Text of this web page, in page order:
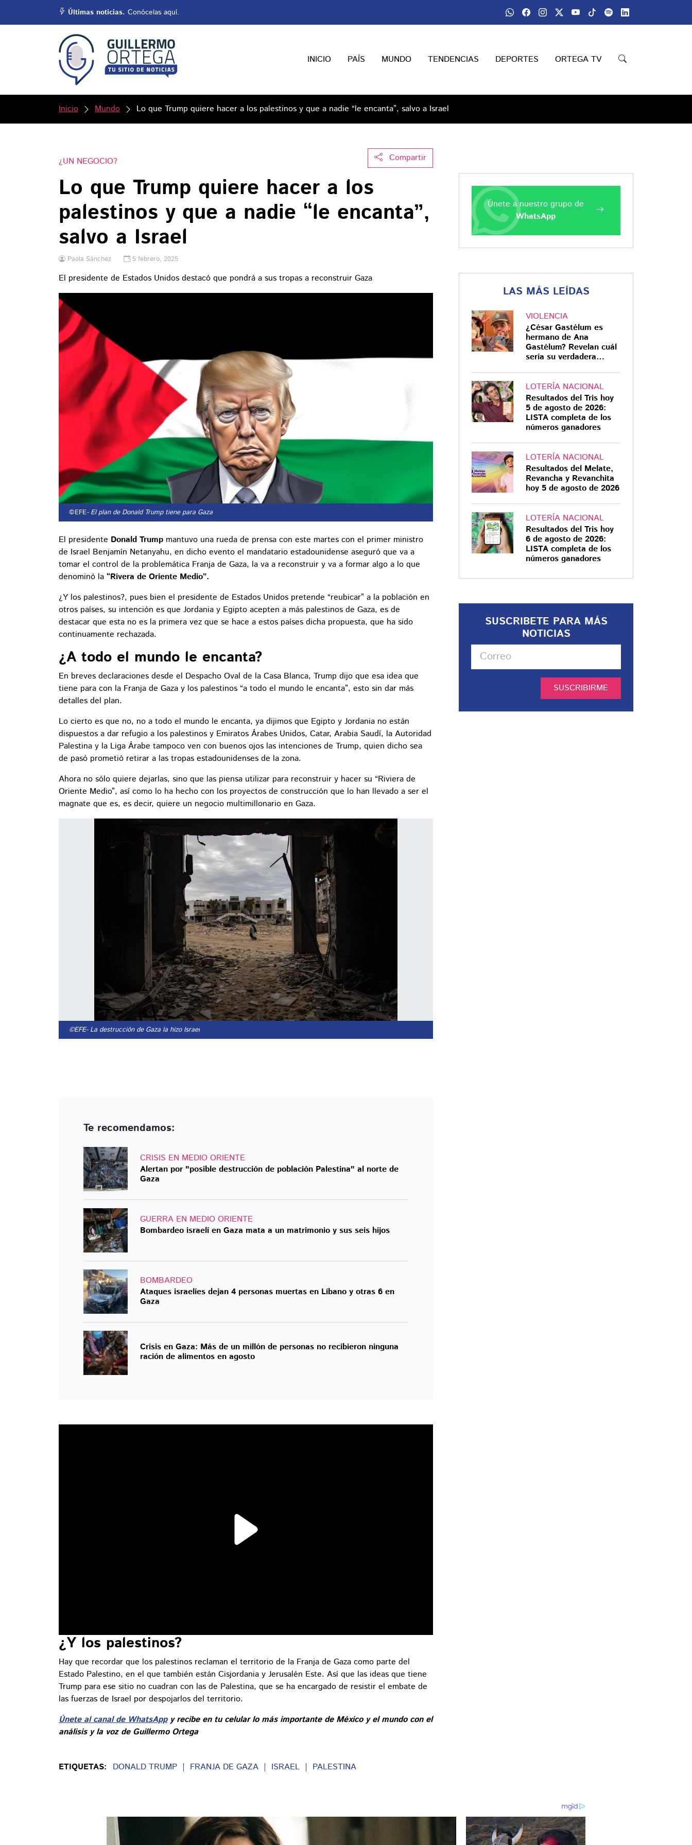
Últimas noticias. Conócelas aquí.
INICIO PAÍS MUNDO TENDENCIAS DEPORTES ORTEGA TV
Inicio Mundo Lo que Trump quiere hacer a los palestinos y que a nadie “le encanta”, salvo a Israel
Compartir
¿UN NEGOCIO?
Lo que Trump quiere hacer a los
palestinos y que a nadie “le encanta”,
salvo a Israel
Paola Sánchez 5 febrero, 2025
El presidente de Estados Unidos destacó que pondrá a sus tropas a reconstruir Gaza
©EFE- El plan de Donald Trump tiene para Gaza
El presidente Donald Trump mantuvo una rueda de prensa con este martes con el primer ministro
de Israel Benjamín Netanyahu, en dicho evento el mandatario estadounidense aseguró que va a
tomar el control de la problemática Franja de Gaza, la va a reconstruir y va a formar algo a lo que
denominó la “Rivera de Oriente Medio”.
¿Y los palestinos?, pues bien el presidente de Estados Unidos pretende “reubicar” a la población en
otros países, su intención es que Jordania y Egipto acepten a más palestinos de Gaza, es de
destacar que esta no es la primera vez que se hace a estos países dicha propuesta, que ha sido
continuamente rechazada.
¿A todo el mundo le encanta?
En breves declaraciones desde el Despacho Oval de la Casa Blanca, Trump dijo que esa idea que
tiene para con la Franja de Gaza y los palestinos “a todo el mundo le encanta”, esto sin dar más
detalles del plan.
Lo cierto es que no, no a todo el mundo le encanta, ya dijimos que Egipto y Jordania no están
dispuestos a dar refugio a los palestinos y Emiratos Árabes Unidos, Catar, Arabia Saudí, la Autoridad
Palestina y la Liga Árabe tampoco ven con buenos ojos las intenciones de Trump, quien dicho sea
de pasó prometió retirar a las tropas estadounidenses de la zona.
Ahora no sólo quiere dejarlas, sino que las piensa utilizar para reconstruir y hacer su “Riviera de
Oriente Medio”, así como lo ha hecho con los proyectos de construcción que lo han llevado a ser el
magnate que es, es decir, quiere un negocio multimillonario en Gaza.
©EFE- La destrucción de Gaza la hizo Israel
Te recomendamos:
CRISIS EN MEDIO ORIENTE
Alertan por "posible destrucción de población Palestina" al norte de
Gaza
GUERRA EN MEDIO ORIENTE
Bombardeo israelí en Gaza mata a un matrimonio y sus seis hijos
BOMBARDEO
Ataques israelíes dejan 4 personas muertas en Líbano y otras 6 en
Gaza
Crisis en Gaza: Más de un millón de personas no recibieron ninguna
ración de alimentos en agosto
¿Y los palestinos?
Hay que recordar que los palestinos reclaman el territorio de la Franja de Gaza como parte del
Estado Palestino, en el que también están Cisjordania y Jerusalén Este. Así que las ideas que tiene
Trump para ese sitio no cuadran con las de Palestina, que se ha encargado de resistir el embate de
las fuerzas de Israel por despojarlos del territorio.
Únete al canal de WhatsAppy recibe en tu celular lo más importante de México y el mundo con el
análisis y la voz de Guillermo Ortega
ETIQUETAS: DONALD TRUMP FRANJA DE GAZA ISRAEL PALESTINA
Únete a nuestro grupo de
WhatsApp
LAS MÁS LEÍDAS
VIOLENCIA
¿César Gastélum es
hermano de Ana
Gastélum? Revelan cuál
sería su verdadera
LOTERÍA NACIONAL
Resultados del Tris hoy
5 de agosto de 2026:
LISTA completa de los
números ganadores
LOTERÍA NACIONAL
Resultados del Melate,
Revancha y Revanchita
hoy 5 de agosto de 2026
LOTERÍA NACIONAL
Resultados del Tris hoy
6 de agosto de 2026:
LISTA completa de los
números ganadores
SUSCRIBETE PARA MÁS
NOTICIAS
SUSCRIBIRME